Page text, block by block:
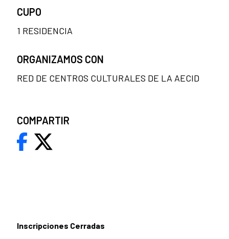
Inscripciones Cerradas
CUPO
1 RESIDENCIA
ORGANIZAMOS CON
RED DE CENTROS CULTURALES DE LA AECID
COMPARTIR